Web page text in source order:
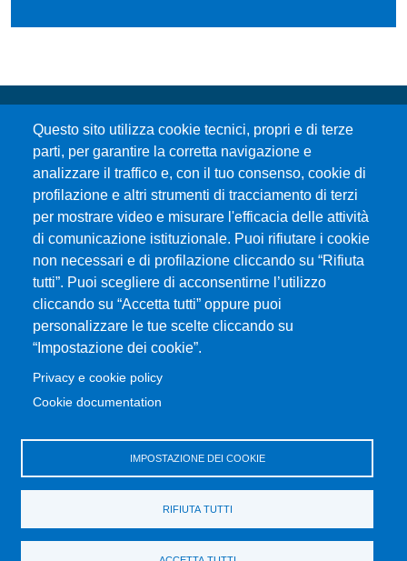
Questo sito utilizza cookie tecnici, propri e di terze
parti, per garantire la corretta navigazione e
analizzare il traffico e, con il tuo consenso, cookie di
profilazione e altri strumenti di tracciamento di terzi
per mostrare video e misurare l'efficacia delle attività
di comunicazione istituzionale. Puoi rifiutare i cookie
non necessari e di profilazione cliccando su “Rifiuta
tutti”. Puoi scegliere di acconsentirne l’utilizzo
cliccando su “Accetta tutti” oppure puoi
personalizzare le tue scelte cliccando su
“Impostazione dei cookie”.
Privacy e cookie policy
Cookie documentation
IMPOSTAZIONE DEI COOKIE
RIFIUTA TUTTI
Università degli Studi di Messina
Piazza Pugliatti, 1 - 98122 Messina
Cod. Fiscale 80004070837
P.IVA 00724160833
Centralino: 090 676 1
MENÙ SOCIAL
MENÙ FOOTER 1
Accessibility statement
Transparent administration
Change your mind on cookies